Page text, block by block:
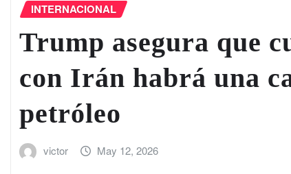
INTERNACIONAL
Trump asegura que
con Irán habrá una
petróleo
victor May 12, 2026